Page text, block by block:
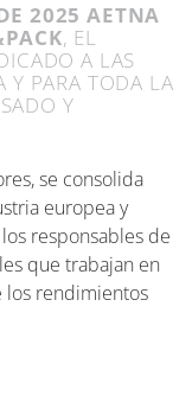
2025 AETNA
, EL
A LAS
Y PARA TODA LA
Y
se consolida
europea y
responsables de
que trabajan en
los rendimientos